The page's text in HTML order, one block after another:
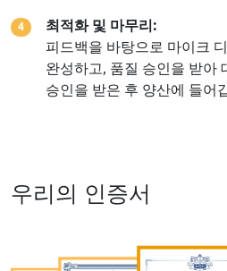
4
최적화 및 마무리:
피드백을 바탕으로 마이크
완성하고, 품질 승인을 받아
승인을 받은 후 양산에 들어
우리의 인증서